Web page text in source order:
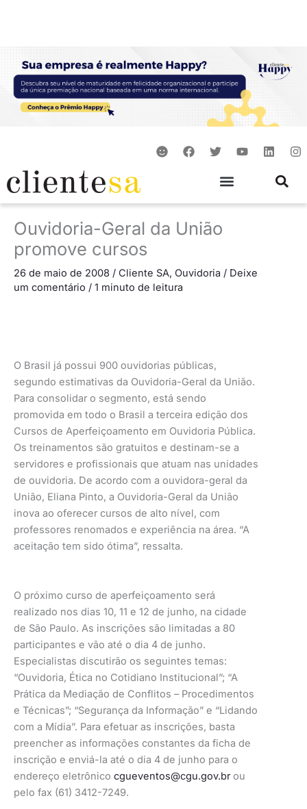
S
m
F
a
o
k
T
w
e
Y
o
b
L
i
d
I
n
g
Ouvidoria-Geral da União
promove cursos
26 de maio de 2008 / Cliente SA, Ouvidoria / Deixe
um comentário / 1 minuto de leitura
O Brasil já possui 900 ouvidorias públicas,
segundo estimativas da Ouvidoria-Geral da União.
Para consolidar o segmento, está sendo
promovida em todo o Brasil a terceira edição dos
Cursos de Aperfeiçoamento em Ouvidoria Pública.
Os treinamentos são gratuitos e destinam-se a
servidores e profissionais que atuam nas unidades
de ouvidoria. De acordo com a ouvidora-geral da
União, Eliana Pinto, a Ouvidoria-Geral da União
inova ao oferecer cursos de alto nível, com
professores renomados e experiência na área. “A
aceitação tem sido ótima”, ressalta.
O próximo curso de aperfeiçoamento será
realizado nos dias 10, 11 e 12 de junho, na cidade
de São Paulo. As inscrições são limitadas a 80
participantes e vão até o dia 4 de junho.
Especialistas discutirão os seguintes temas:
“Ouvidoria, Ética no Cotidiano Institucional”; “A
Prática da Mediação de Conflitos – Procedimentos
e Técnicas”; “Segurança da Informação” e “Lidando
com a Mídia”. Para efetuar as inscrições, basta
preencher as informações constantes da ficha de
inscrição e enviá-la até o dia 4 de junho para o
endereço eletrônico cgueventos@cgu.gov.brou
pelo fax (61) 3412-7249.